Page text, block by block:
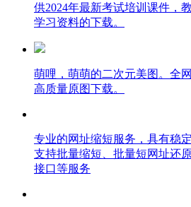
供2024年最新考试培训课件，
学习资料的下载。
萌哩，萌萌的二次元美图。全
高质量原图下载。
专业的网址缩短服务，具有稳
支持批量缩短、批量短网址还
接口等服务